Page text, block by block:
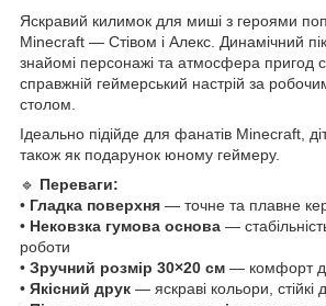
Яскравий килимок для миші з героями
Minecraft — Стівом і Алекс. Динамічний
знайомі персонажі та атмосфера пригод
справжній геймерський настрій за
столом.
Ідеально підійде для фанатів Minecraft,
також як подарунок юному геймеру.
🔹 Переваги:
• Гладка поверхня — точне та плавне
• Нековзка гумова основа —
роботи
• Зручний розмір 30×20 см — комфорт
• Якісний друк — яскраві кольори, стійкі